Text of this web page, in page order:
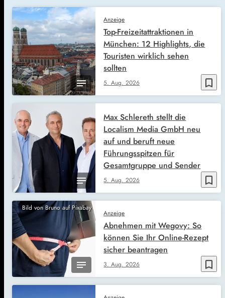
bookmark_border
Anzeige
5. Aug. 2026
Top-Freizeitattraktionen in
München: 12 Highlights, die
Touristen wirklich sehen
sollten
bookmark_border
5. Aug. 2026
Max Schlereth stellt die
Localism Media GmbH neu
auf und beruft neue
Führungsspitzen für
Gesamtgruppe und Sender
Bild von Bruno auf Pixabay
bookmark_border
Anzeige
3. Aug. 2026
Abnehmen mit Wegovy: So
können Sie Ihr Online-Rezept
sicher beantragen